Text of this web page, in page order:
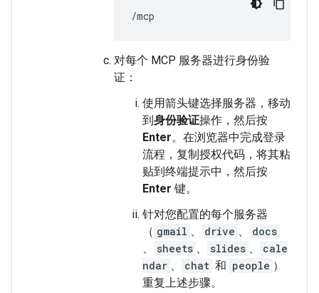
对每个 MCP 服务器进行身份验
证：
使用箭头键选择服务器，移动
到身份验证操作，然后按
Enter。在浏览器中完成登录
流程，复制授权代码，将其粘
贴到终端提示中，然后按
Enter 键。
针对您配置的每个服务器
（ gmail 、 drive 、
docs
、
sheets 、 slides 、
cale
ndar 、 chat 和 people ）
重复上述步骤。